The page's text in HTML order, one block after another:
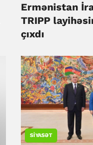
Ermənistan
TRIPP
çıxdı
SIYASƏT